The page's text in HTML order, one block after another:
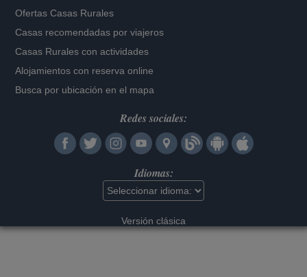
Ofertas Casas Rurales
Casas recomendadas por viajeros
Casas Rurales con actividades
Alojamientos con reserva online
Busca por ubicación en el mapa
Redes sociales:
Idiomas:
Versión clásica